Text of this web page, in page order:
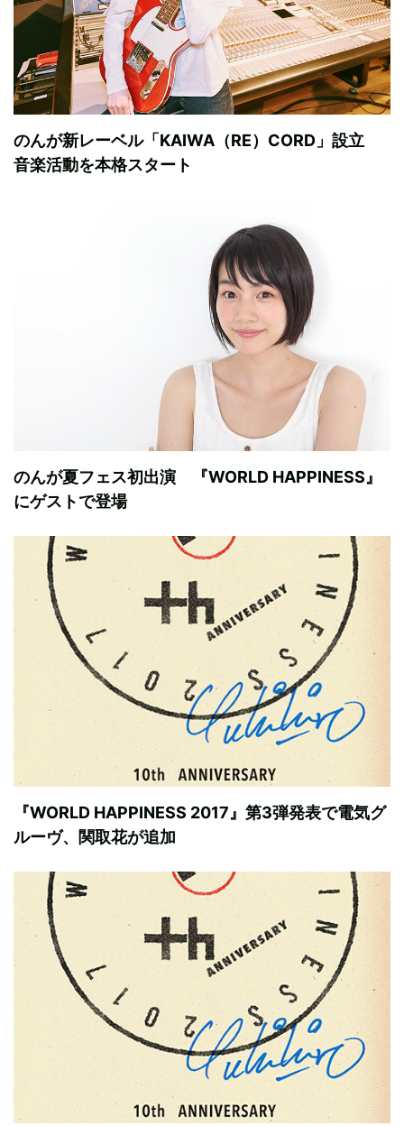
のんが新レーベル「KAIWA（RE）CORD」設立
音楽活動を本格スタート
のんが夏フェス初出演 『WORLD HAPPINESS』
にゲストで登場
『WORLD HAPPINESS 2017』第3弾発表で電気グ
ルーヴ、関取花が追加